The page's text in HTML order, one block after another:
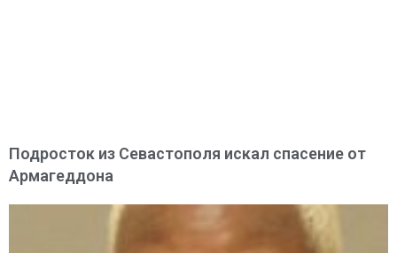
Подросток из Севастополя искал спасение от
Армагеддона